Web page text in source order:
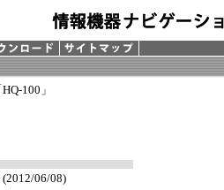
100」
06/08)